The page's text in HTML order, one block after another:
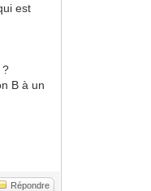
est
?
B à un
Répondre